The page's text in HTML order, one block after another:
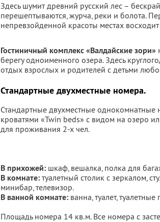
Здесь шумит древний русский лес –
перешептываются, журча, реки и болота.
непревзойденной красоты местах
Гостиничный комплекс «Валдайские зори»
берегу одноименного озера. Здесь
отдых взрослых и родителей с детьми
Стандартные двухместные номера.
Стандартные двухместные
кроватями «Twin beds» с видом на озеро
для проживания 2-х чел.
В прихожей: шкаф, вешалка, полка для
В комнате: туалетный столик с зеркалом,
минибар, телевизор.
В ванной комнате: ванна, туалет,
Площадь номера 14 кв.м. Все номера с